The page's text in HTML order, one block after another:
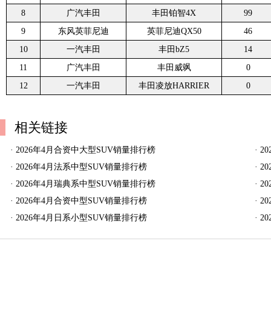
8
广汽丰田 丰田铂智4X
99
9
东风英菲尼迪 英菲尼迪QX50
46
10
一汽丰田 丰田bZ5
14
11
广汽丰田 丰田威飒
0
12
一汽丰田 丰田凌放HARRIER 0
相关链接
· 2026年4月合资中大型SUV销量排行榜 ·
· 2026年4月法系中型SUV销量排行榜 ·
· 2026年4月瑞典系中型SUV销量排行榜 ·
· 2026年4月合资中型SUV销量排行榜 ·
· 2026年4月日系小型SUV销量排行榜 ·